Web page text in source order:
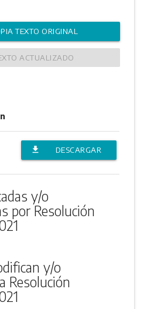
TEXTO ORIGINAL
ACTUALIZADO
file_download
DESCARGAR
y/o
por Resolución
y/o
Resolución